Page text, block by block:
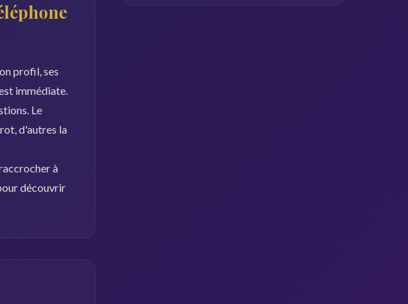
profil, ses
immédiate.
Le
d'autres la
à
découvrir